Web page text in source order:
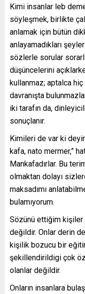
Kimi insanlar leb
söyleşmek, birlikte
anlamak için bütün
anlayamadıkları
sözlerle sorular
düşüncelerini
kullanmaz; aptalca
davranışta
iki tarafın da,
sonuçlanır.
Kimileri de var ki
kafa, nato mermer,”
Mankafadırlar. Bu
olmaktan dolayı
maksadımı
bulamıyorum.
Sözünü ettiğim kişiler
değildir. Onlar derin
kişilik bozucu bir
şekillendirildigi çok
olanlar değildir.
Onların insanlara